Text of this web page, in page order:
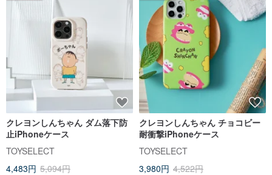
クレヨンしんちゃん ダム落下防
止iPhoneケース
TOYSELECT
4,483円 5,094円
クレヨンしんちゃん チョコビー
耐衝撃iPhoneケース
TOYSELECT
3,980円 4,522円